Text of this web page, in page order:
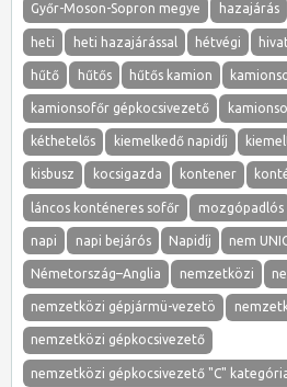
Győr-Moson-Sopron megye hazajárás
heti heti hazajárással hétvégi
hűtő hűtős hűtős kamion
kamionsofőr gépkocsivezető
kéthetelős kiemelkedő napidíj
kisbusz kocsigazda kontener
láncos konténeres sofőr mozgópadlós
napi napi bejárós Napidíj nem
Németország–Anglia nemzetközi
nemzetközi gépjármü-vezetö
nemzetközi gépkocsivezető
nemzetközi gépkocsivezető "C"